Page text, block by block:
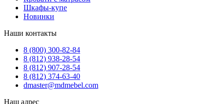
Шкафы-купе
Новинки
Наши контакты
8 (800) 300-82-84
8 (812) 938-28-54
8 (812) 907-28-54
8 (812) 374-63-40
dmaster@mdmebel.com
Наш адрес